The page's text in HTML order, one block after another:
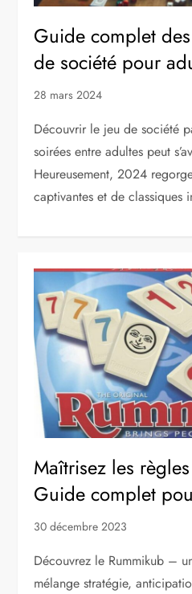
Guide complet
de société pour
28 mars 2024
Découvrir le jeu de société
soirées entre adultes peut
Heureusement, 2024
captivantes et de
Maîtrisez les
Guide complet
30 décembre 2023
Découvrez le Rummikub –
mélange stratégie,